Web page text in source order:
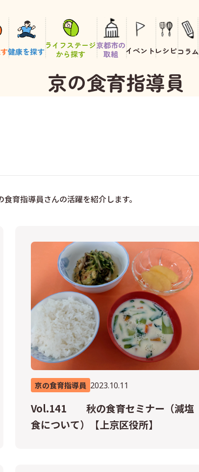
健康を探す
ライフステージ
から探す
京都市の
取組
イベントレシピコラム
京の食育指導員
育指導員さんの活躍を紹介します。
京の食育指導員 2023.10.11
Vol.141 秋の食育セミナー（減塩
食について）【上京区役所】